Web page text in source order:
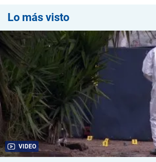
Lo más visto
VIDEO